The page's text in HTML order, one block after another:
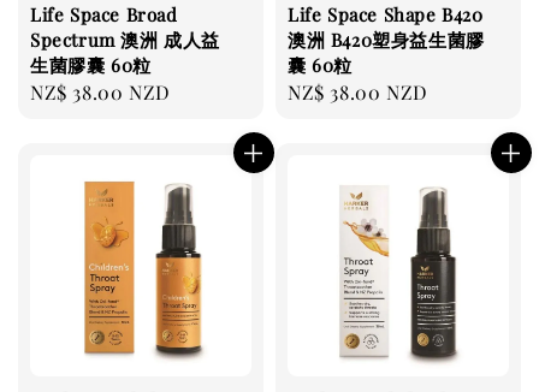
Life Space Broad
Spectrum 澳洲 成人益
生菌膠囊 60粒
Regular
NZ$ 38.00 NZD
Life Space Shape B420
澳洲 B420塑身益生菌膠
囊 60粒
Regular
NZ$ 38.00 NZD